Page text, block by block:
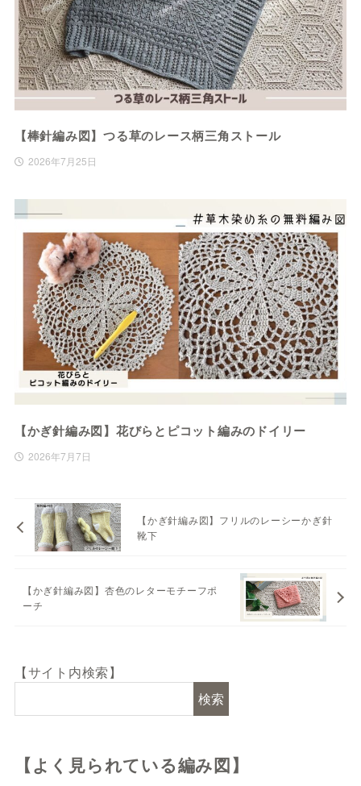
【棒針編み図】つる草のレース柄三角ストール
2026年7月25日
【かぎ針編み図】花びらとピコット編みのドイリー
2026年7月7日
【かぎ針編み図】フリルのレーシーかぎ針
靴下
【かぎ針編み図】杏色のレターモチーフポ
ーチ
【サイト内検索】
検索
【よく見られている編み図】